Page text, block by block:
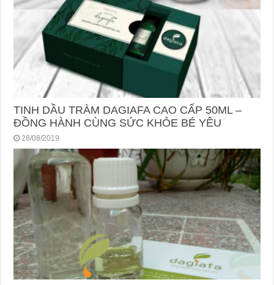
TINH DẦU TRÀM DAGIAFA CAO CẤP 50ML –
ĐỒNG HÀNH CÙNG SỨC KHỎE BÉ YÊU
28/08/2019